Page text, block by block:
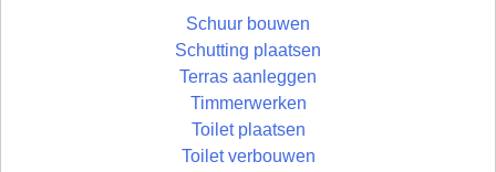
Schuur bouwen
Schutting plaatsen
Terras aanleggen
Timmerwerken
Toilet plaatsen
Toilet verbouwen